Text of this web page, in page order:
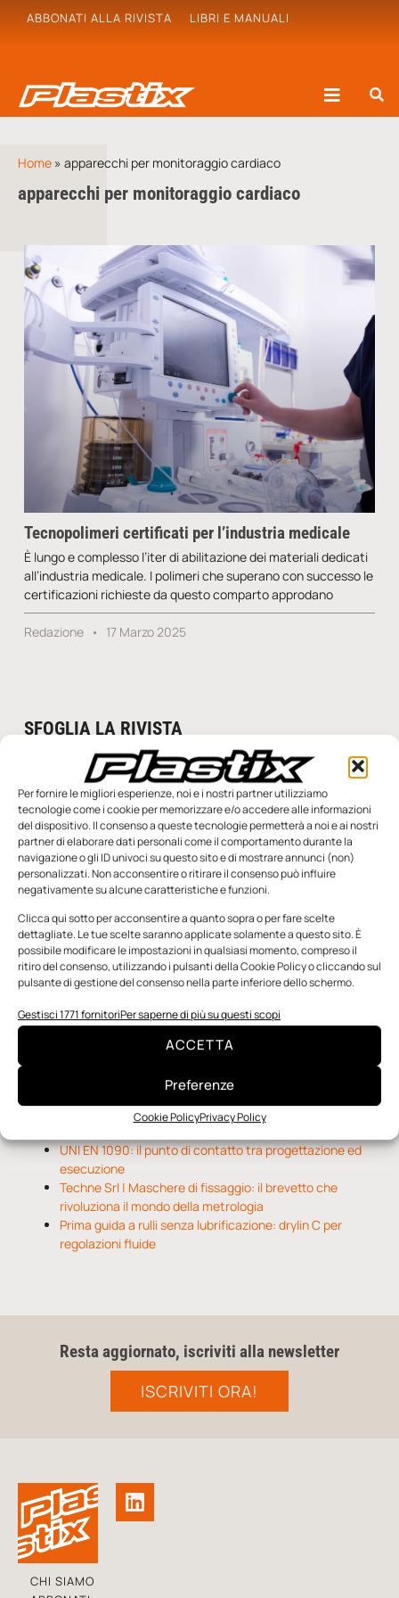
Per fornire le migliori esperienze, noi e i nostri partner utilizziamo
tecnologie come i cookie per memorizzare e/o accedere alle informazioni
del dispositivo. Il consenso a queste tecnologie permetterà a noi e ai nostri
partner di elaborare dati personali come il comportamento durante la
navigazione o gli ID univoci su questo sito e di mostrare annunci (non)
personalizzati. Non acconsentire o ritirare il consenso può influire
negativamente su alcune caratteristiche e funzioni.
Clicca qui sotto per acconsentire a quanto sopra o per fare scelte
dettagliate. Le tue scelte saranno applicate solamente a questo sito. È
possibile modificare le impostazioni in qualsiasi momento, compreso il
ritiro del consenso, utilizzando i pulsanti della Cookie Policy o cliccando sul
pulsante di gestione del consenso nella parte inferiore dello schermo.
Gestisci 1771 fornitoriPer saperne di più su questi scopi
ACCETTA
Preferenze
Cookie PolicyPrivacy Policy
ABBONATI ALLA RIVISTA LIBRI E MANUALI
Home » apparecchi per monitoraggio cardiaco
apparecchi per monitoraggio cardiaco
Tecnopolimeri certificati per l’industria medicale
È lungo e complesso l’iter di abilitazione dei materiali dedicati
all’industria medicale. I polimeri che superano con successo le
certificazioni richieste da questo comparto approdano
Redazione 17 Marzo 2025
SFOGLIA LA RIVISTA
Edicola Web
Notizie da Meccanicanews
O-Ring, tecnica e applicazioni
Applicazioni della fluidodinamica computazionale (CFD)
Notizie da Il Progettista Industriale
UNI EN 1090: il punto di contatto tra progettazione ed
esecuzione
Techne Srl | Maschere di fissaggio: il brevetto che
rivoluziona il mondo della metrologia
Prima guida a rulli senza lubrificazione: drylin C per
regolazioni fluide
Resta aggiornato, iscriviti alla newsletter
ISCRIVITI ORA!
CHI SIAMO